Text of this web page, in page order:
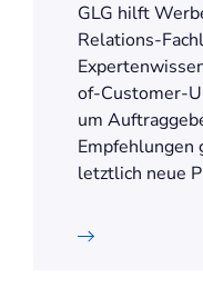
GLG hilft
Relations-
of-Customer-
um
Empfehlungen
letztlich neue